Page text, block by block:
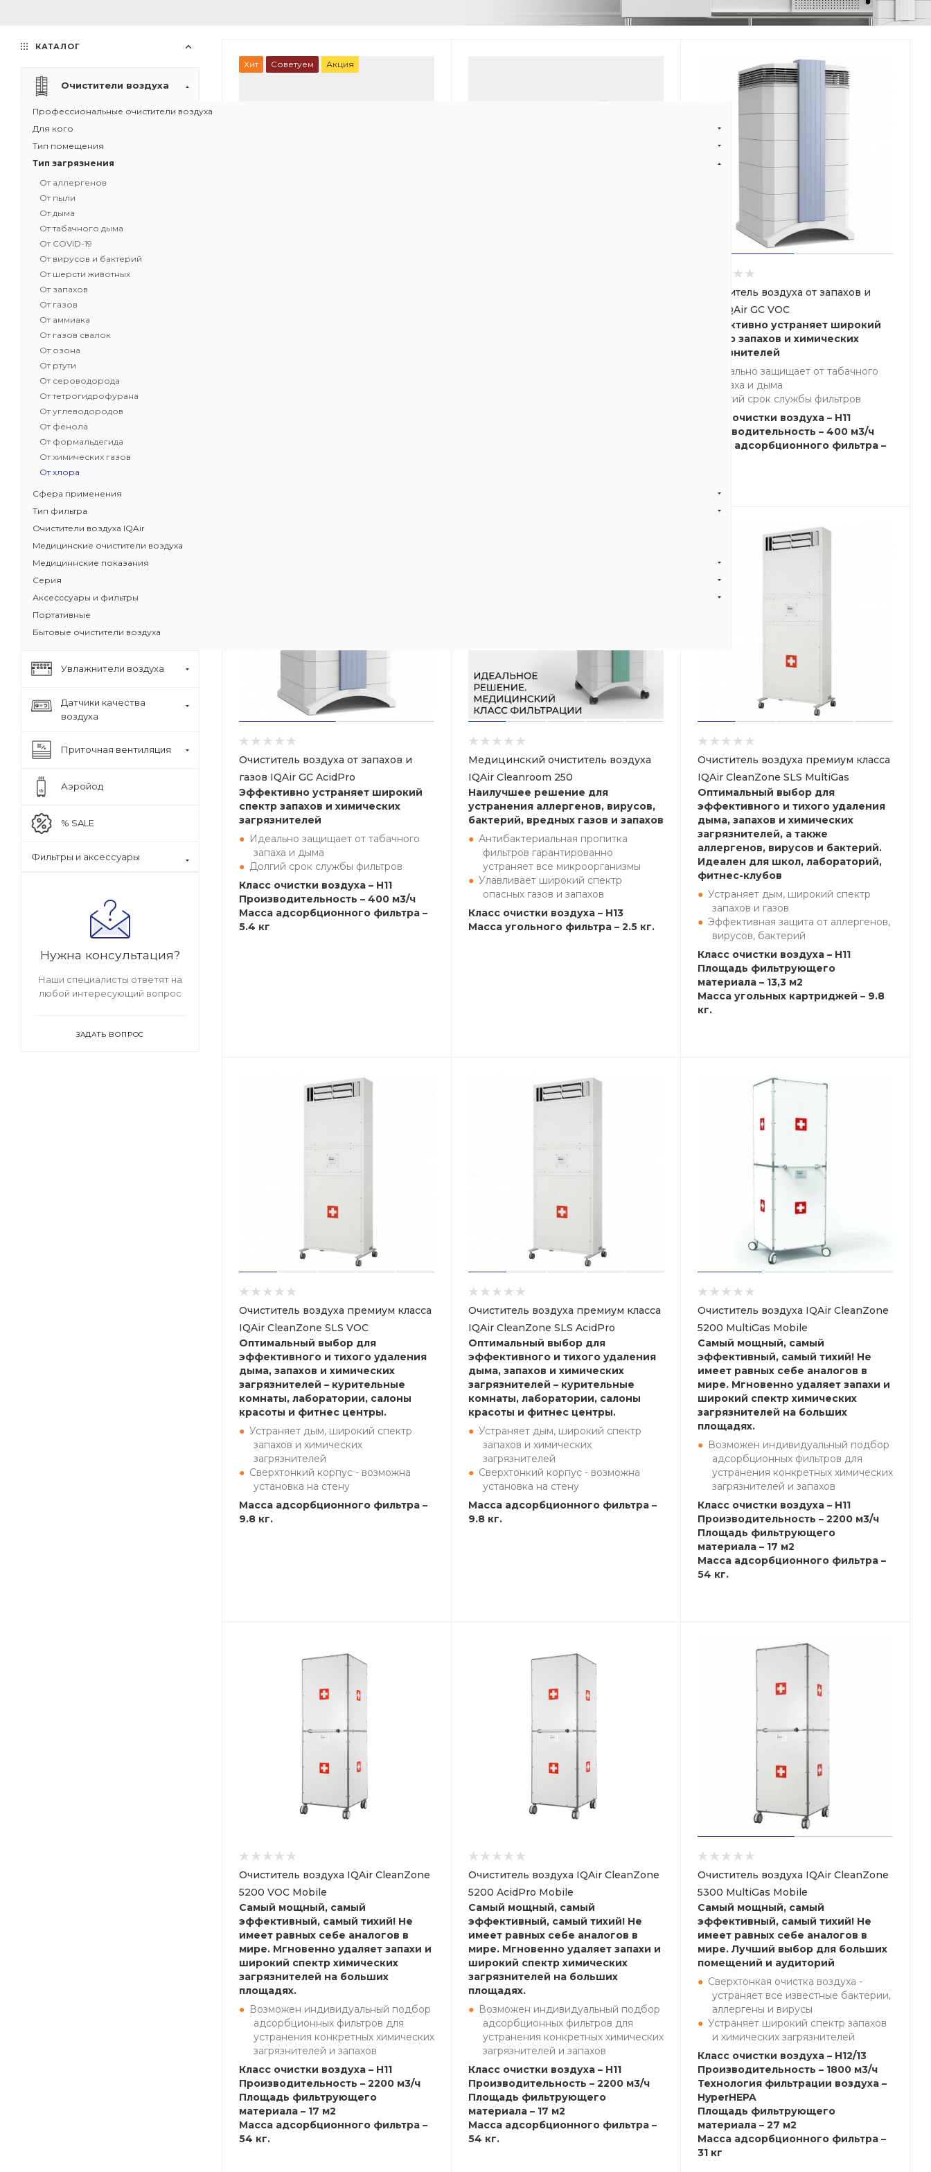
Хит Советуем Акция
Очиститель воздуха от запахов и
газа IQAir GC VOC
Эффективно устраняет широкий
спектр запахов и химических
загрязнителей
Идеально защищает от табачного
запаха и дыма
Долгий срок службы фильтров
Класс очистки воздуха – H11
Производительность – 400 м3/ч
Масса адсорбционного фильтра –
Очиститель воздуха от запахов и
газов IQAir GC AcidPro
Эффективно устраняет широкий
спектр запахов и химических
загрязнителей
Идеально защищает от табачного
запаха и дыма
Долгий срок службы фильтров
Класс очистки воздуха – H11
Производительность – 400 м3/ч
Масса адсорбционного фильтра –
5.4 кг
Медицинский очиститель воздуха
IQAir Cleanroom 250
Наилучшее решение для
устранения аллергенов, вирусов,
бактерий, вредных газов и запахов
Антибактериальная пропитка
фильтров гарантированно
устраняет все микроорганизмы
Улавливает широкий спектр
опасных газов и запахов
Класс очистки воздуха – H13
Масса угольного фильтра – 2.5 кг.
Очиститель воздуха премиум класса
IQAir CleanZone SLS MultiGas
Оптимальный выбор для
эффективного и тихого удаления
дыма, запахов и химических
загрязнителей, а также
аллергенов, вирусов и бактерий.
Идеален для школ, лабораторий,
фитнес-клубов
Устраняет дым, широкий спектр
запахов и газов
Эффективная защита от аллергенов,
вирусов, бактерий
Класс очистки воздуха – H11
Площадь фильтрующего
материала – 13,3 м2
Масса угольных картриджей – 9.8
кг.
Очиститель воздуха премиум класса
IQAir CleanZone SLS VOC
Оптимальный выбор для
эффективного и тихого удаления
дыма, запахов и химических
загрязнителей – курительные
комнаты, лаборатории, салоны
красоты и фитнес центры.
Устраняет дым, широкий спектр
запахов и химических
загрязнителей
Сверхтонкий корпус - возможна
установка на стену
Масса адсорбционного фильтра –
9.8 кг.
Очиститель воздуха премиум класса
IQAir CleanZone SLS AcidPro
Оптимальный выбор для
эффективного и тихого удаления
дыма, запахов и химических
загрязнителей – курительные
комнаты, лаборатории, салоны
красоты и фитнес центры.
Устраняет дым, широкий спектр
запахов и химических
загрязнителей
Сверхтонкий корпус - возможна
установка на стену
Масса адсорбционного фильтра –
9.8 кг.
Очиститель воздуха IQAir CleanZone
5200 MultiGas Mobile
Самый мощный, самый
эффективный, самый тихий! Не
имеет равных себе аналогов в
мире. Мгновенно удаляет запахи и
широкий спектр химических
загрязнителей на больших
площадях.
Возможен индивидуальный подбор
адсорбционных фильтров для
устранения конкретных химических
загрязнителей и запахов
Класс очистки воздуха – H11
Производительность – 2200 м3/ч
Площадь фильтрующего
материала – 17 м2
Масса адсорбционного фильтра –
54 кг.
Очиститель воздуха IQAir CleanZone
5200 VOC Mobile
Самый мощный, самый
эффективный, самый тихий! Не
имеет равных себе аналогов в
мире. Мгновенно удаляет запахи и
широкий спектр химических
загрязнителей на больших
площадях.
Возможен индивидуальный подбор
адсорбционных фильтров для
устранения конкретных химических
загрязнителей и запахов
Класс очистки воздуха – H11
Производительность – 2200 м3/ч
Площадь фильтрующего
материала – 17 м2
Масса адсорбционного фильтра –
54 кг.
Очиститель воздуха IQAir CleanZone
5200 AcidPro Mobile
Самый мощный, самый
эффективный, самый тихий! Не
имеет равных себе аналогов в
мире. Мгновенно удаляет запахи и
широкий спектр химических
загрязнителей на больших
площадях.
Возможен индивидуальный подбор
адсорбционных фильтров для
устранения конкретных химических
загрязнителей и запахов
Класс очистки воздуха – H11
Производительность – 2200 м3/ч
Площадь фильтрующего
материала – 17 м2
Масса адсорбционного фильтра –
54 кг.
Очиститель воздуха IQAir CleanZone
5300 MultiGas Mobile
Самый мощный, самый
эффективный, самый тихий! Не
имеет равных себе аналогов в
мире. Лучший выбор для больших
помещений и аудиторий
Сверхтонкая очистка воздуха -
устраняет все известные бактерии,
аллергены и вирусы
Устраняет широкий спектр запахов
и химических загрязнителей
Класс очистки воздуха – H12/13
Производительность – 1800 м3/ч
Технология фильтрации воздуха –
HyperHEPA
Площадь фильтрующего
материала – 27 м2
Масса адсорбционного фильтра –
31 кг
КАТАЛОГ
Очистители воздуха
Профессиональные очистители воздуха
Для кого
Тип помещения
Тип загрязнения
От аллергенов
От пыли
От дыма
От табачного дыма
От COVID-19
От вирусов и бактерий
От шерсти животных
От запахов
От газов
От аммиака
От газов свалок
От озона
От ртути
От сероводорода
От тетрогидрофурана
От углеводородов
От фенола
От формальдегида
От химических газов
От хлора
Сфера применения
Тип фильтра
Очистители воздуха IQAir
Медицинские очистители воздуха
Медициннские показания
Серия
Аксесссуары и фильтры
Портативные
Бытовые очистители воздуха
Увлажнители воздуха
Датчики качества
воздуха
Приточная вентиляция
Аэройод
% SALE
Фильтры и аксессуары
Нужна консультация?
Наши специалисты ответят на
любой интересующий вопрос
ЗАДАТЬ ВОПРОС